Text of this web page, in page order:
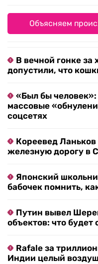
Объясняем
В вечной гонке за
допустили, что
«Был бы
массовые
соцсетях
Кореевед Ланьков
железную дорогу в
Японский
бабочек помнить,
Путин вывел
объектов: что будет
Rafale за
Индии целый